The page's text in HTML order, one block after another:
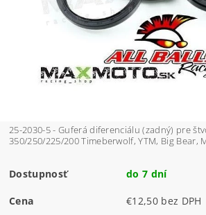
25-2030-5 - Guferá diferenciálu (zadný) pre
350/250/225/200 Timeberwolf, YTM, Big Bear,
Dostupnosť do 7 dní
Cena €12,50 bez DPH